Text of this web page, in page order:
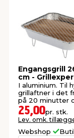
& ukrudt
& standere
& syltning
Engangsgrill
cm -
I aluminium. Til
grillaftner i det
på 20 minutter
grilltid op til en
25,00pr. stk.
Lev. omk.
Webshop